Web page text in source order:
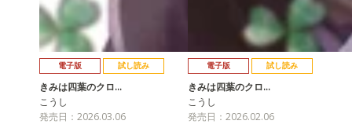
電子版 試し読み
きみは四葉のクロ…
こうし
発売日：2026.03.06
電子版 試し読み
きみは四葉のクロ…
こうし
発売日：2026.02.06